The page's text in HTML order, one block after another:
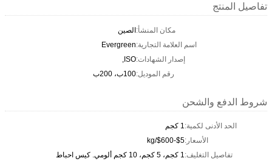
تفاصيل المنتج
مكان المنشأ:الصين
اسم العلامة التجارية:Evergreen
إصدار الشهادات:ISO,
رقم الموديل:100ب، 200ب
شروط الدفع والشحن
الحد الأدنى لكمية:1 كجم
الأسعار:$5-$600/kg
تفاصيل التغليف:1 كجم، 5 كجم، 10 كجم ألومي. كيس احباط